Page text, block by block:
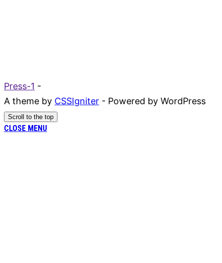
Press-1 -
A theme by CSSIgniter - Powered by WordPress
Scroll to the top
CLOSE MENU